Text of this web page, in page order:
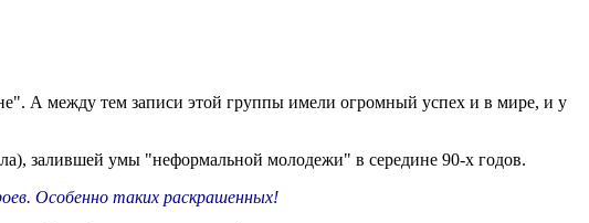
А между тем записи этой группы имели огромный успех и в мире, и у
залившей умы "неформальной молодежи" в середине 90-х годов.
Особенно таких раскрашенных!